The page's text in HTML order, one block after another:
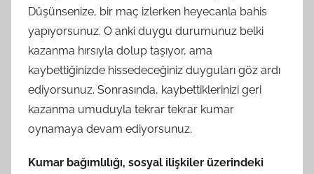
Düşünsenize, bir maç izlerken heyecanla bahis
yapıyorsunuz. O anki duygu durumunuz belki
kazanma hırsıyla dolup taşıyor, ama
kaybettiğinizde hissedeceğiniz duyguları göz ardı
ediyorsunuz. Sonrasında, kaybettiklerinizi geri
kazanma umuduyla tekrar tekrar kumar
oynamaya devam ediyorsunuz.
Kumar bağımlılığı, sosyal ilişkiler üzerindeki